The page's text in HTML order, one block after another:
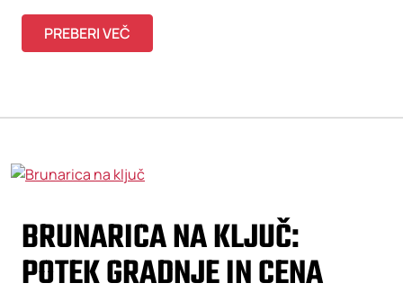
PREBERI VEČ
BRUNARICA NA KLJUČ:
POTEK GRADNJE IN CENA